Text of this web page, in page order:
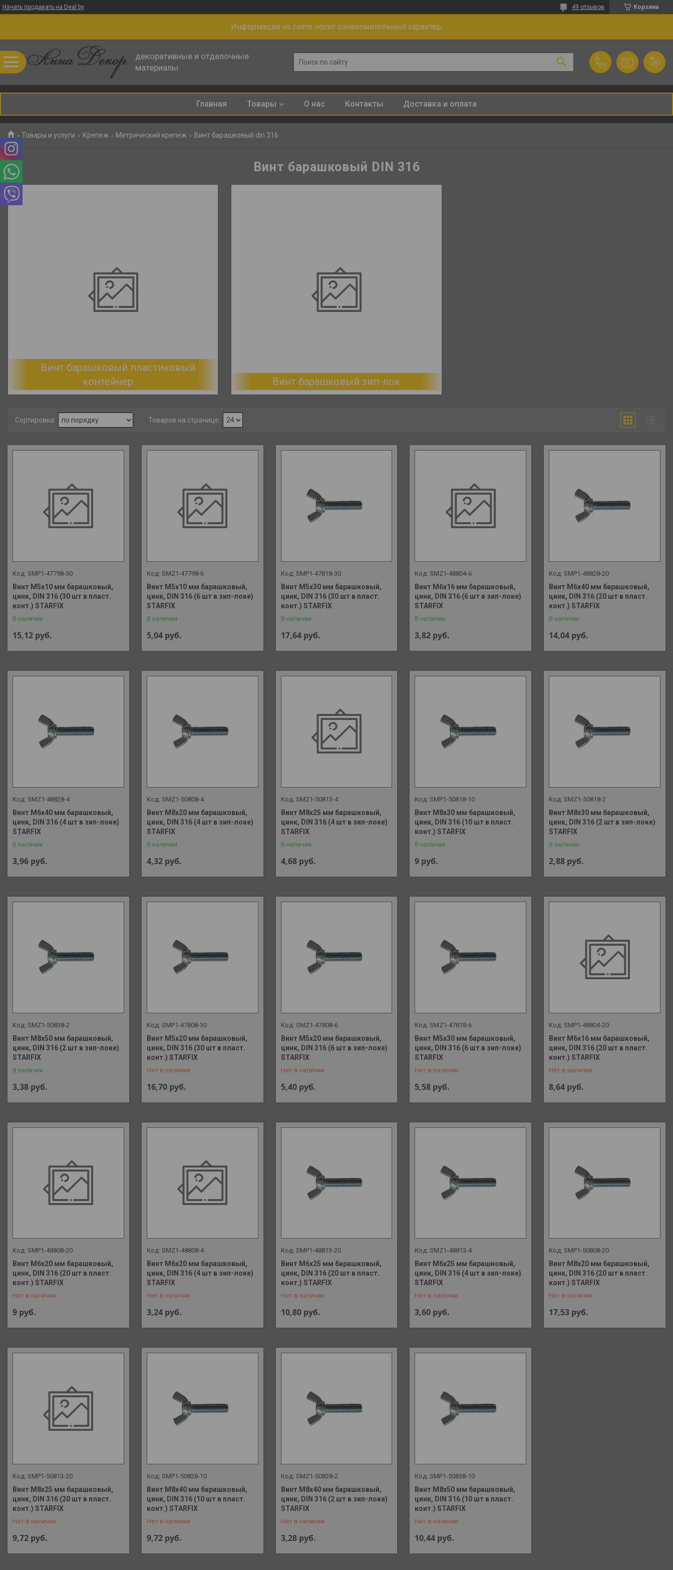
Начать продавать на Deal.by Корзина
49 отзывов
Информация на сайте носит ознакомительный характер.
декоративные и отделочные
материалы
Главная Товары О нас Контакты Доставка и оплата
Товары и услуги Крепеж Метрический крепеж Винт барашковый din 316
Винт барашковый DIN 316
Винт барашковый пластиковый
контейнер
Винт барашковый зип-лок
SMP1-47798-30
Винт М5х10 мм барашковый,
цинк, DIN 316 (30 шт в пласт.
конт.) STARFIX
В наличии
15,12 руб.
SMZ1-47798-6
Винт М5х10 мм барашковый,
цинк, DIN 316 (6 шт в зип-локе)
STARFIX
В наличии
5,04 руб.
SMP1-47818-30
Винт М5х30 мм барашковый,
цинк, DIN 316 (30 шт в пласт.
конт.) STARFIX
В наличии
17,64 руб.
SMZ1-48804-6
Винт М6х16 мм барашковый,
цинк, DIN 316 (6 шт в зип-локе)
STARFIX
В наличии
3,82 руб.
SMP1-48828-20
Винт М6х40 мм барашковый,
цинк, DIN 316 (20 шт в пласт.
конт.) STARFIX
В наличии
14,04 руб.
SMZ1-48828-4
Винт М6х40 мм барашковый,
цинк, DIN 316 (4 шт в зип-локе)
STARFIX
В наличии
3,96 руб.
SMZ1-50808-4
Винт М8х20 мм барашковый,
цинк, DIN 316 (4 шт в зип-локе)
STARFIX
В наличии
4,32 руб.
SMZ1-50813-4
Винт М8х25 мм барашковый,
цинк, DIN 316 (4 шт в зип-локе)
STARFIX
В наличии
4,68 руб.
SMP1-50818-10
Винт М8х30 мм барашковый,
цинк, DIN 316 (10 шт в пласт.
конт.) STARFIX
В наличии
9 руб.
SMZ1-50818-2
Винт М8х30 мм барашковый,
цинк, DIN 316 (2 шт в зип-локе)
STARFIX
В наличии
2,88 руб.
SMZ1-50838-2
Винт М8х50 мм барашковый,
цинк, DIN 316 (2 шт в зип-локе)
STARFIX
В наличии
3,38 руб.
SMP1-47808-30
Винт М5х20 мм барашковый,
цинк, DIN 316 (30 шт в пласт.
конт.) STARFIX
Нет в наличии
16,70 руб.
+375 (29) 648-41-90
SMZ1-47808-6
Винт М5х20 мм барашковый,
цинк, DIN 316 (6 шт в зип-локе)
STARFIX
Нет в наличии
5,40 руб.
+375 (29) 648-41-90
SMZ1-47818-6
Винт М5х30 мм барашковый,
цинк, DIN 316 (6 шт в зип-локе)
STARFIX
Нет в наличии
5,58 руб.
+375 (29) 648-41-90
SMP1-48804-20
Винт М6х16 мм барашковый,
цинк, DIN 316 (20 шт в пласт.
конт.) STARFIX
Нет в наличии
8,64 руб.
+375 (29) 648-41-90
SMP1-48808-20
Винт М6х20 мм барашковый,
цинк, DIN 316 (20 шт в пласт.
конт.) STARFIX
Нет в наличии
9 руб.
+375 (29) 648-41-90
SMZ1-48808-4
Винт М6х20 мм барашковый,
цинк, DIN 316 (4 шт в зип-локе)
STARFIX
Нет в наличии
3,24 руб.
+375 (29) 648-41-90
SMP1-48813-20
Винт М6х25 мм барашковый,
цинк, DIN 316 (20 шт в пласт.
конт.) STARFIX
Нет в наличии
10,80 руб.
+375 (29) 648-41-90
SMZ1-48813-4
Винт М6х25 мм барашковый,
цинк, DIN 316 (4 шт в зип-локе)
STARFIX
Нет в наличии
3,60 руб.
+375 (29) 648-41-90
SMP1-50808-20
Винт М8х20 мм барашковый,
цинк, DIN 316 (20 шт в пласт.
конт.) STARFIX
Нет в наличии
17,53 руб.
+375 (29) 648-41-90
SMP1-50813-20
Винт М8х25 мм барашковый,
цинк, DIN 316 (20 шт в пласт.
конт.) STARFIX
Нет в наличии
9,72 руб.
+375 (29) 648-41-90
SMP1-50828-10
Винт М8х40 мм барашковый,
цинк, DIN 316 (10 шт в пласт.
конт.) STARFIX
Нет в наличии
9,72 руб.
+375 (29) 648-41-90
SMZ1-50828-2
Винт М8х40 мм барашковый,
цинк, DIN 316 (2 шт в зип-локе)
STARFIX
Нет в наличии
3,28 руб.
+375 (29) 648-41-90
SMP1-50838-10
Винт М8х50 мм барашковый,
цинк, DIN 316 (10 шт в пласт.
конт.) STARFIX
Нет в наличии
10,44 руб.
+375 (29) 648-41-90